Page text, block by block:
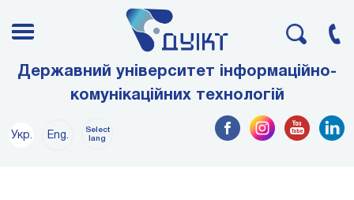
Державний університет інформаційно-
комунікаційних технологій
Укр. Eng.
Select
lang